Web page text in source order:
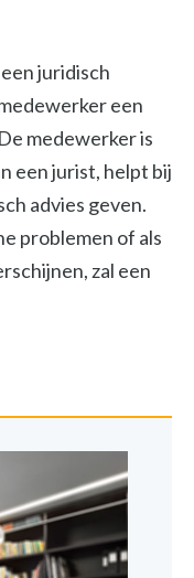
juridisch
een
medewerker is
een jurist, helpt bij
advies geven.
problemen of als
zal een